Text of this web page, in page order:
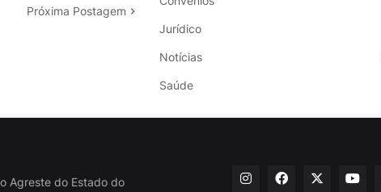
Próxima Postagem
Jurídico
Notícias
Saúde
Agreste do Estado do